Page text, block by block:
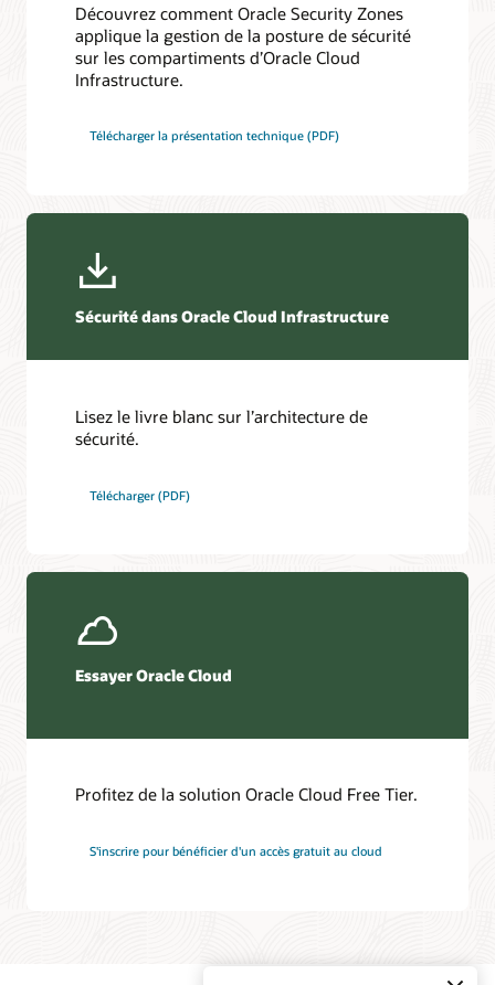
Découvrez comment Oracle Security Zones
applique la gestion de la posture de sécurité
sur les compartiments d’Oracle Cloud
Infrastructure.
Télécharger la présentation technique (PDF)
Sécurité dans Oracle Cloud Infrastructure
Lisez le livre blanc sur l’architecture de
sécurité.
Télécharger (PDF)
Essayer Oracle Cloud
Profitez de la solution Oracle Cloud Free Tier.
S'inscrire pour bénéficier d'un accès gratuit au cloud